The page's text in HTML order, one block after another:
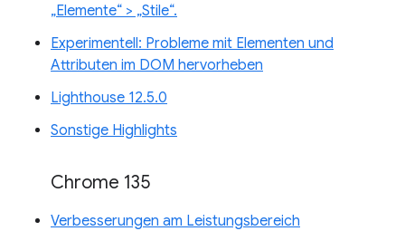
„Elemente“ > „Stile“.
Experimentell: Probleme mit Elementen und
Attributen im DOM hervorheben
Lighthouse 12.5.0
Sonstige Highlights
Chrome 135
Verbesserungen am Leistungsbereich